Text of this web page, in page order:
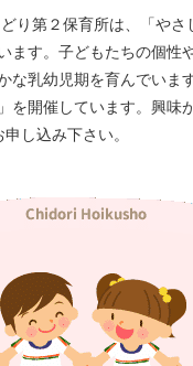
り第２保育所は、「や
ます。子どもたちの個性
な乳幼児期を育んでいま
を開催しています。興味
し込み下さい。